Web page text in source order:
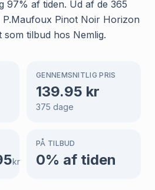
97% af tiden. Ud af de 365
Pinot Noir Horizon
tilbud hos Nemlig.
GENNEMSNITLIG PRIS
139.95 kr
375 dage
kr
PÅ TILBUD
0% af tiden